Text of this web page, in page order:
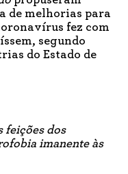
de melhorias para
fez com
segundo
do Estado de
feições dos
imanente às